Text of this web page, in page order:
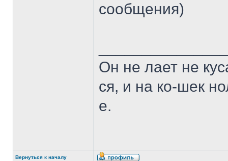
сообщения)
Он не лает не
ся, и на ко-шек
е.
Вернуться к началу